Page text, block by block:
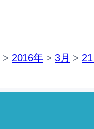
> 2016年 > 3月 > 21